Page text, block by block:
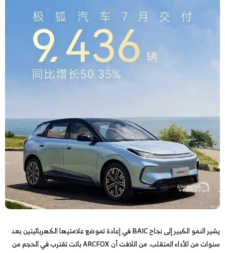
يشير النمو الكبير إلى نجاح BAIC في إعادة تموضع علامتيها الكهربائيتين بعد
سنوات من الأداء المتقلب. من اللافت أن ARCFOX باتت تقترب في الحجم من